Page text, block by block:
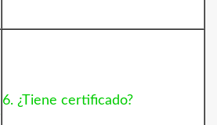
6. ¿Tiene certificado?